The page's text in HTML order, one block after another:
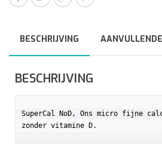
BESCHRIJVING
BESCHRIJVING
SuperCal NoD, Ons micro fijne
zonder vitamine D.